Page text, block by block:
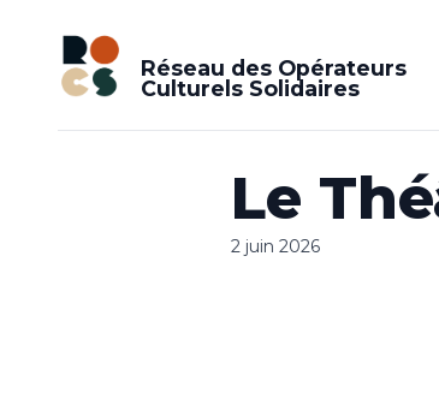
Réseau des Opérateurs
Culturels Solidaires
Le
2 juin 2026